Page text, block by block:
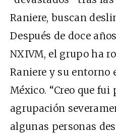
Raniere, buscan
Después de doce
NXIVM, el grupo ha
Raniere y su entorno
México. “Creo que fui
agrupación
algunas personas